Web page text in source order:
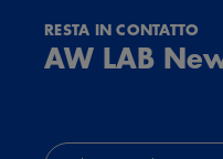
RESTA IN CONTATTO
AW LAB